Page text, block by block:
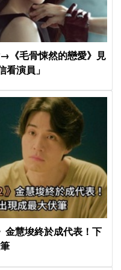
《毛骨悚然的戀愛》見
看演員」
金慧埈終於成代表！下